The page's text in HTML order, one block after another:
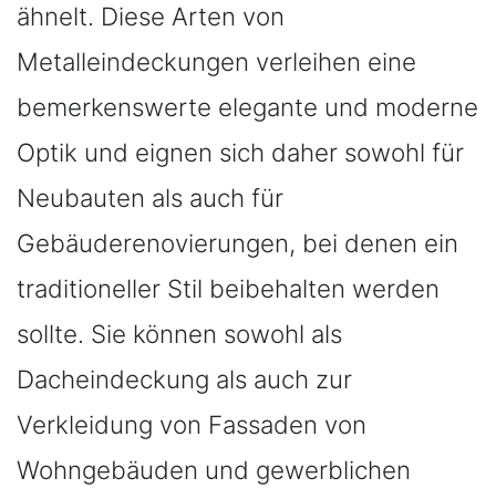
ähnelt. Diese Arten von
Metalleindeckungen verleihen eine
bemerkenswerte elegante und moderne
Optik und eignen sich daher sowohl für
Neubauten als auch für
Gebäuderenovierungen, bei denen ein
traditioneller Stil beibehalten werden
sollte. Sie können sowohl als
Dacheindeckung als auch zur
Verkleidung von Fassaden von
Wohngebäuden und gewerblichen